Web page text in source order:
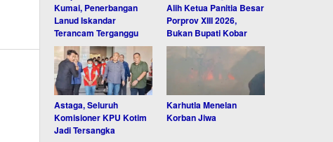
Kumai, Penerbangan
Lanud Iskandar
Terancam Terganggu
Alih Ketua Panitia Besar
Porprov XIII 2026,
Bukan Bupati Kobar
Astaga, Seluruh
Komisioner KPU Kotim
Jadi Tersangka
Karhutla Menelan
Korban Jiwa